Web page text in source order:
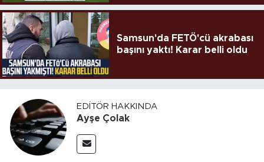
Samsun'da FETÖ'cü akrabası
başını yaktı! Karar belli oldu
EDITÖR HAKKINDA
Ayşe Çolak